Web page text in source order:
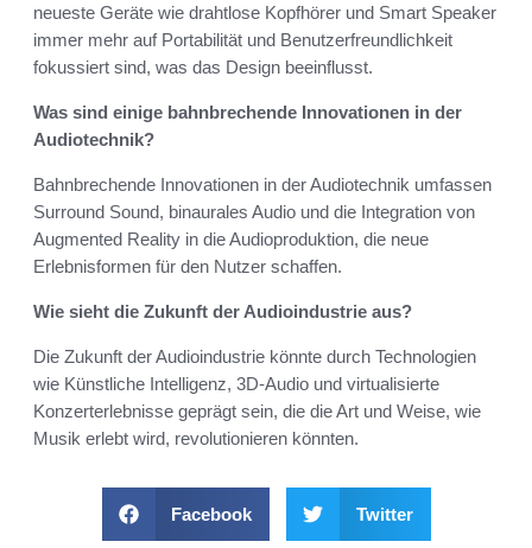
neueste Geräte wie drahtlose Kopfhörer und Smart Speaker
immer mehr auf Portabilität und Benutzerfreundlichkeit
fokussiert sind, was das Design beeinflusst.
Was sind einige bahnbrechende Innovationen in der
Audiotechnik?
Bahnbrechende Innovationen in der Audiotechnik umfassen
Surround Sound, binaurales Audio und die Integration von
Augmented Reality in die Audioproduktion, die neue
Erlebnisformen für den Nutzer schaffen.
Wie sieht die Zukunft der Audioindustrie aus?
Die Zukunft der Audioindustrie könnte durch Technologien
wie Künstliche Intelligenz, 3D-Audio und virtualisierte
Konzerterlebnisse geprägt sein, die die Art und Weise, wie
Musik erlebt wird, revolutionieren könnten.
Facebook Twitter